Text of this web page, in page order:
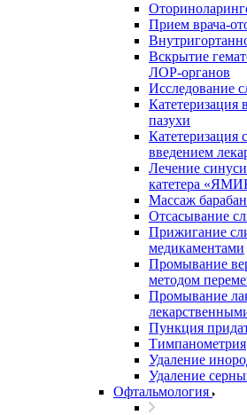
Прием врача-
Вскрытие
ЛОР-органов
Исследование
Катетеризация
пазухи
Катетеризация
введением
Лечение
катетера
Массаж
Отсасывание
Прижигание
медикаментами
Промывание
методом
Промывание
Пункция
Тимпанометрия
Удаление
Удаление
Офтальмология